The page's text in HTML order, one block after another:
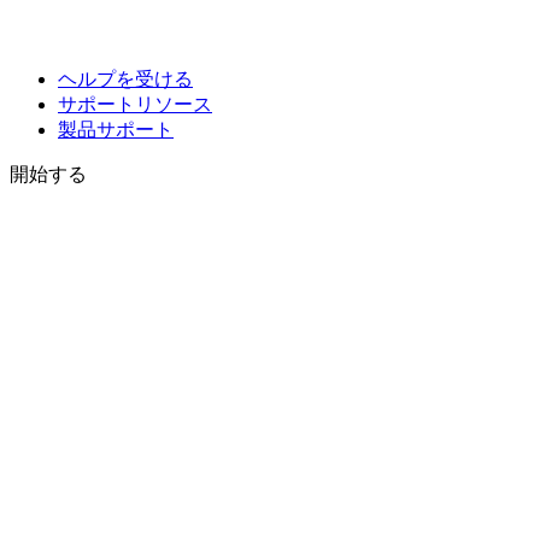
ヘルプを受ける
サポートリソース
製品サポート
開始する